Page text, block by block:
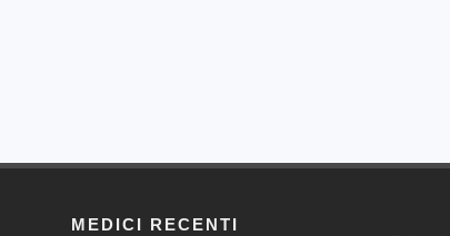
MEDICI RECENTI